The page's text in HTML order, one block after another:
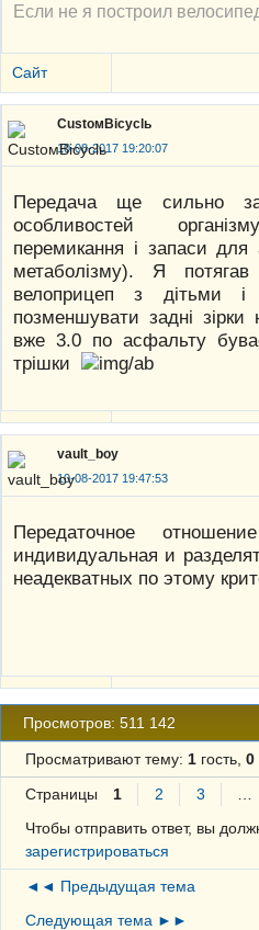
Если не я построил
Сайт
CustoмBicyclь
10-08-2017 19:20:07
Передача ще сильно
особливостей
перемикання і запаси для
метаболізму). Я
велоприцеп з дітьми
позменшувати задні
вже 3.0 по асфальту
трішки
vault_boy
10-08-2017 19:47:53
Передаточное
индивидуальная и
неадекватных по этому
Просмотров: 511 142
Просматривают тему: 1гость, 0
Страницы 1 2 3
Чтобы отправить ответ, вы
зарегистрироваться
◄◄ Предыдущая тема
Следующая тема ►►